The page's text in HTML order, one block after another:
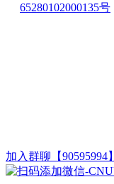
65280102000135号
加入群聊【90595994】